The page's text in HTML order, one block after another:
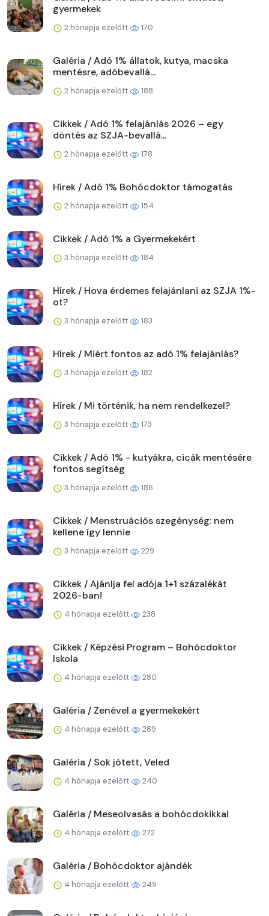
gyermekek
2 hónapja ezelőtt 170
Galéria / Adó 1% állatok, kutya, macska
mentésre, adóbevallá...
2 hónapja ezelőtt 188
Cikkek / Adó 1% felajánlás 2026 – egy
döntés az SZJA-bevallá...
2 hónapja ezelőtt 178
Hírek / Adó 1% Bohócdoktor támogatás
2 hónapja ezelőtt 154
Cikkek / Adó 1% a Gyermekekért
3 hónapja ezelőtt 184
Hírek / Hova érdemes felajánlani az SZJA 1%-
ot?
3 hónapja ezelőtt 183
Hírek / Miért fontos az adó 1% felajánlás?
3 hónapja ezelőtt 182
Hírek / Mi történik, ha nem rendelkezel?
3 hónapja ezelőtt 173
Cikkek / Adó 1% - kutyákra, cicák mentésére
fontos segítség
3 hónapja ezelőtt 186
Cikkek / Menstruációs szegénység: nem
kellene így lennie
3 hónapja ezelőtt 229
Cikkek / Ajánlja fel adója 1+1 százalékát
2026-ban!
4 hónapja ezelőtt 238
Cikkek / Képzési Program – Bohócdoktor
Iskola
4 hónapja ezelőtt 280
Galéria / Zenével a gyermekekért
4 hónapja ezelőtt 289
Galéria / Sok jótett, Veled
4 hónapja ezelőtt 240
Galéria / Meseolvasás a bohócdokikkal
4 hónapja ezelőtt 272
Galéria / Bohócdoktor ajándék
4 hónapja ezelőtt 249